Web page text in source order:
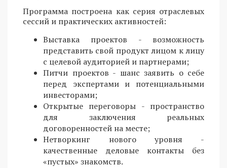
Программа построена как серия отраслевых
сессий и практических активностей:
Выставка проектов - возможность
представить свой продукт лицом к лицу
с целевой аудиторией и партнерами;
Питчи проектов - шанс заявить о себе
перед экспертами и потенциальными
инвесторами;
Открытые переговоры - пространство
для заключения реальных
договоренностей на месте;
Нетворкинг нового уровня -
качественные деловые контакты без
«пустых» знакомств.